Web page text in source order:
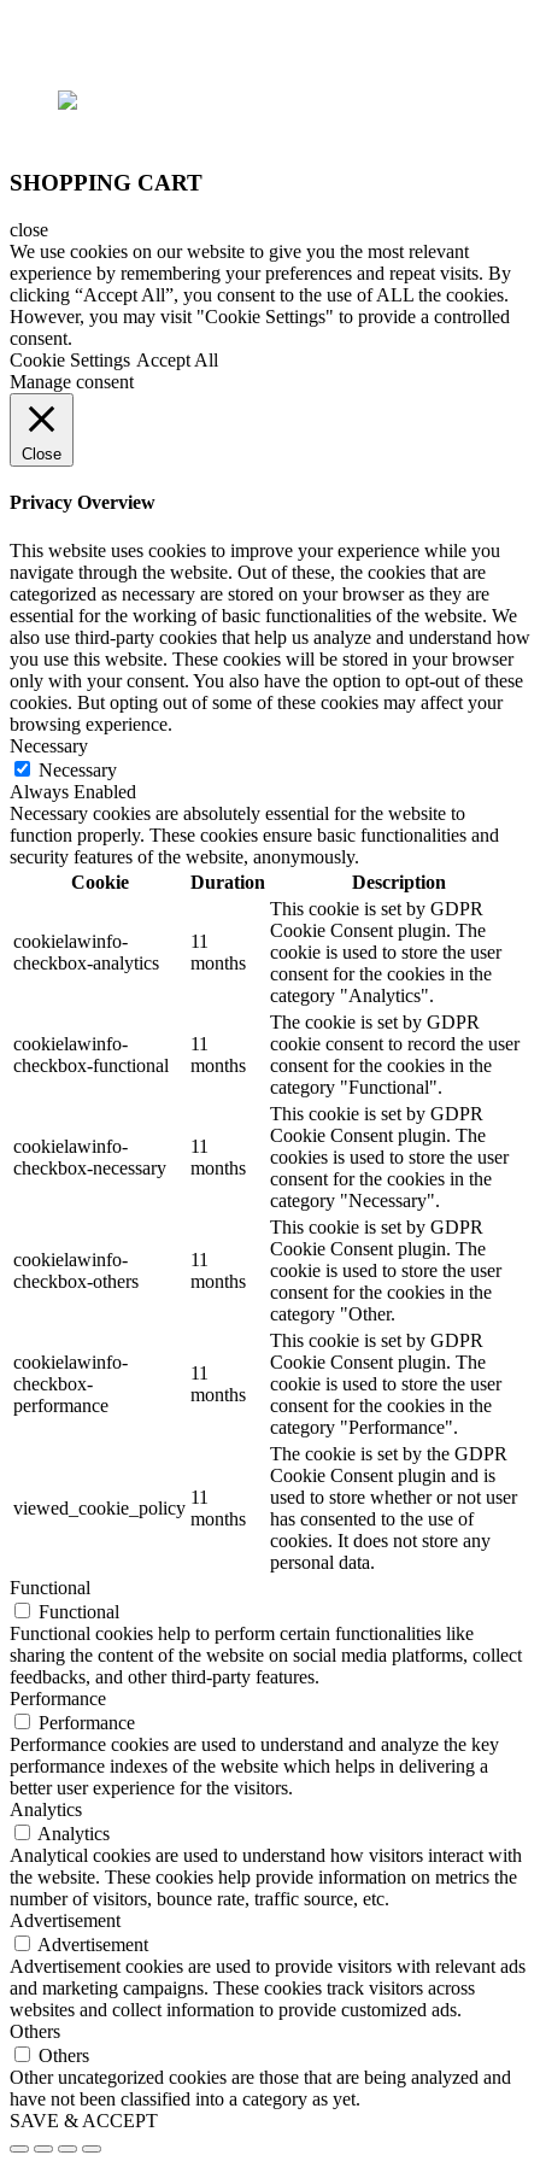
SHOPPING CART
close
We use cookies on our website to give you the most relevant
experience by remembering your preferences and repeat visits. By
clicking “Accept All”, you consent to the use of ALL the cookies.
However, you may visit "Cookie Settings" to provide a controlled
consent.
Cookie Settings Accept All
Manage consent
Close
Privacy Overview
This website uses cookies to improve your experience while you
navigate through the website. Out of these, the cookies that are
categorized as necessary are stored on your browser as they are
essential for the working of basic functionalities of the website. We
also use third-party cookies that help us analyze and understand how
you use this website. These cookies will be stored in your browser
only with your consent. You also have the option to opt-out of these
cookies. But opting out of some of these cookies may affect your
browsing experience.
Necessary
Necessary
Always Enabled
Necessary cookies are absolutely essential for the website to
function properly. These cookies ensure basic functionalities and
security features of the website, anonymously.
Cookie
Duration Description
cookielawinfo-
checkbox-analytics
11
months
This cookie is set by GDPR
Cookie Consent plugin. The
cookie is used to store the user
consent for the cookies in the
category "Analytics".
cookielawinfo-
checkbox-functional
11
months
The cookie is set by GDPR
cookie consent to record the user
consent for the cookies in the
category "Functional".
cookielawinfo-
checkbox-necessary
11
months
This cookie is set by GDPR
Cookie Consent plugin. The
cookies is used to store the user
consent for the cookies in the
category "Necessary".
cookielawinfo-
checkbox-others
11
months
This cookie is set by GDPR
Cookie Consent plugin. The
cookie is used to store the user
consent for the cookies in the
category "Other.
cookielawinfo-
checkbox-
performance
11
months
This cookie is set by GDPR
Cookie Consent plugin. The
cookie is used to store the user
consent for the cookies in the
category "Performance".
viewed_cookie_policy
11
months
The cookie is set by the GDPR
Cookie Consent plugin and is
used to store whether or not user
has consented to the use of
cookies. It does not store any
personal data.
Functional
Functional
Functional cookies help to perform certain functionalities like
sharing the content of the website on social media platforms, collect
feedbacks, and other third-party features.
Performance
Performance
Performance cookies are used to understand and analyze the key
performance indexes of the website which helps in delivering a
better user experience for the visitors.
Analytics
Analytics
Analytical cookies are used to understand how visitors interact with
the website. These cookies help provide information on metrics the
number of visitors, bounce rate, traffic source, etc.
Advertisement
Advertisement
Advertisement cookies are used to provide visitors with relevant ads
and marketing campaigns. These cookies track visitors across
websites and collect information to provide customized ads.
Others
Others
Other uncategorized cookies are those that are being analyzed and
have not been classified into a category as yet.
SAVE & ACCEPT